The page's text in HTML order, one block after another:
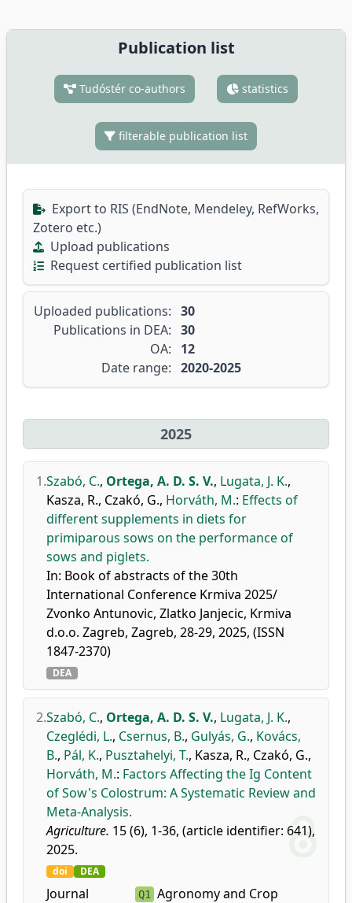
Publication list
Tudóstér co-authors statistics
filterable publication list
Export to RIS (EndNote, Mendeley, RefWorks,
Zotero etc.)
Upload publications
Request certified publication list
Uploaded publications: 30
Publications in DEA: 30
OA:
12
Date range: 2020-2025
2025
1.Szabó, C., Ortega, A. D. S. V., Lugata, J. K.,
Kasza, R., Czakó, G., Horváth, M.: Effects of
different supplements in diets for
primiparous sows on the performance of
sows and piglets.
In: Book of abstracts of the 30th
International Conference Krmiva 2025/
Zvonko Antunovic, Zlatko Janjecic, Krmiva
d.o.o. Zagreb, Zagreb, 28-29, 2025, (ISSN
1847-2370)
DEA
2.Szabó, C., Ortega, A. D. S. V., Lugata, J. K.,
Czeglédi, L., Csernus, B., Gulyás, G., Kovács,
B., Pál, K., Pusztahelyi, T., Kasza, R., Czakó, G.,
Horváth, M.: Factors Affecting the Ig Content
of Sow's Colostrum: A Systematic Review and
Meta-Analysis.
Agriculture. 15 (6), 1-36, (article identifier: 641),
2025.
doi DEA
Journal
Q1 Agronomy and Crop